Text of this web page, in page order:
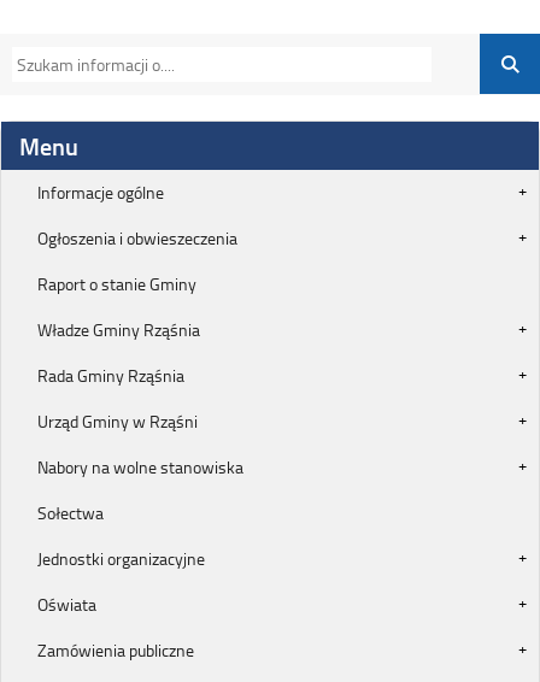
Menu
Informacje ogólne
Ogłoszenia i obwieszeczenia
Raport o stanie Gminy
Władze Gminy Rząśnia
Rada Gminy Rząśnia
Urząd Gminy w Rząśni
Nabory na wolne stanowiska
Sołectwa
Jednostki organizacyjne
Oświata
Zamówienia publiczne